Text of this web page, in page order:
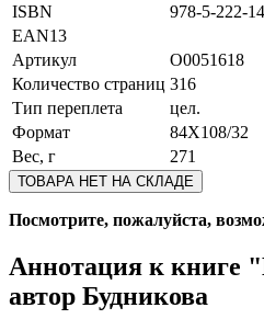
ISBN
978-5-222-
EAN13
Артикул
O0051618
Количество страниц 316
Тип переплета
цел.
Формат
84Х108/32
Вес, г
271
ТОВАРА НЕТ НА СКЛАДЕ
Посмотрите, пожалуйста,
Аннотация к книге
автор Будникова